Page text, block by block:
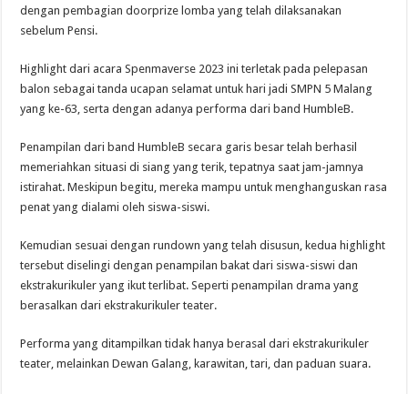
dengan pembagian doorprize lomba yang telah dilaksanakan
sebelum Pensi.
Highlight dari acara Spenmaverse 2023 ini terletak pada pelepasan
balon sebagai tanda ucapan selamat untuk hari jadi SMPN 5 Malang
yang ke-63, serta dengan adanya performa dari band HumbleB.
Penampilan dari band HumbleB secara garis besar telah berhasil
memeriahkan situasi di siang yang terik, tepatnya saat jam-jamnya
istirahat. Meskipun begitu, mereka mampu untuk menghanguskan rasa
penat yang dialami oleh siswa-siswi.
Kemudian sesuai dengan rundown yang telah disusun, kedua highlight
tersebut diselingi dengan penampilan bakat dari siswa-siswi dan
ekstrakurikuler yang ikut terlibat. Seperti penampilan drama yang
berasalkan dari ekstrakurikuler teater.
Performa yang ditampilkan tidak hanya berasal dari ekstrakurikuler
teater, melainkan Dewan Galang, karawitan, tari, dan paduan suara.